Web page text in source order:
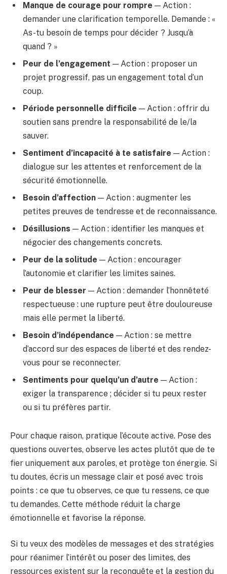
Manque de courage pour rompre — Action :
demander une clarification temporelle. Demande : «
As-tu besoin de temps pour décider ? Jusqu’à
quand ? »
Peur de l’engagement — Action : proposer un
projet progressif, pas un engagement total d’un
coup.
Période personnelle difficile — Action : offrir du
soutien sans prendre la responsabilité de le/la
sauver.
Sentiment d’incapacité à te satisfaire — Action :
dialogue sur les attentes et renforcement de la
sécurité émotionnelle.
Besoin d’affection — Action : augmenter les
petites preuves de tendresse et de reconnaissance.
Désillusions — Action : identifier les manques et
négocier des changements concrets.
Peur de la solitude — Action : encourager
l’autonomie et clarifier les limites saines.
Peur de blesser — Action : demander l’honnêteté
respectueuse : une rupture peut être douloureuse
mais elle permet la liberté.
Besoin d’indépendance — Action : se mettre
d’accord sur des espaces de liberté et des rendez-
vous pour se reconnecter.
Sentiments pour quelqu’un d’autre — Action :
exiger la transparence ; décider si tu peux rester
ou si tu préfères partir.
Pour chaque raison, pratique l’écoute active. Pose des
questions ouvertes, observe les actes plutôt que de te
fier uniquement aux paroles, et protège ton énergie. Si
tu doutes, écris un message clair et posé avec trois
points : ce que tu observes, ce que tu ressens, ce que
tu demandes. Cette méthode réduit la charge
émotionnelle et favorise la réponse.
Si tu veux des modèles de messages et des stratégies
pour réanimer l’intérêt ou poser des limites, des
ressources existent sur la reconquête et la gestion du